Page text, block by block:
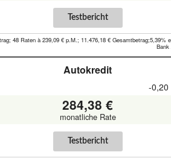
Testbericht
48 Raten à 239,09 € p.M.; 11.476,18 €
Bank
Autokredit
-0,20
284,38 €
monatliche Rate
Testbericht